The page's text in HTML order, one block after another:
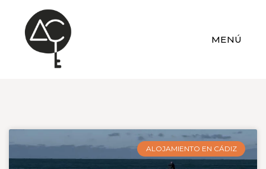
MENÚ
ALOJAMIENTO EN CÁDIZ